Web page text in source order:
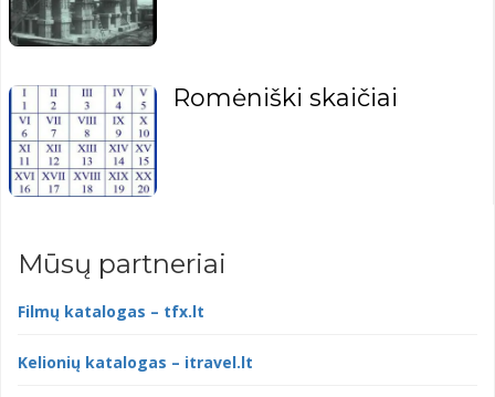
Romėniški skaičiai
Mūsų partneriai
Filmų katalogas – tfx.lt
Kelionių katalogas – itravel.lt